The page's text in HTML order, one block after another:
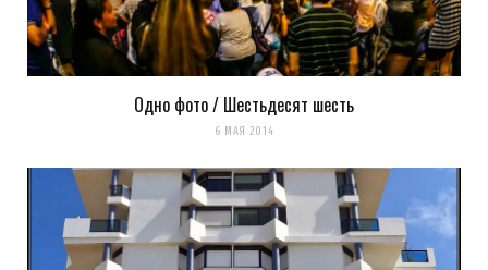
Одно фото / Шестьдесят шесть
6 МАЯ 2014